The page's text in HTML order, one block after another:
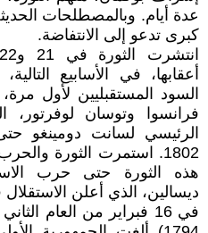
عدة أيام. وبالمصطلحات
كبرى تدعو إلى الانتفاضة.
أعقابها، في الأسابيع
السود المستقبليين لأول
فرانسوا وتوسان لوفرتور،
الرئيسي لسانت دومينغو
1802. استمرت الثورة
هذه الثورة حتى حرب
ديسالين، الذي أعلن الاستقلال في 1 يناير